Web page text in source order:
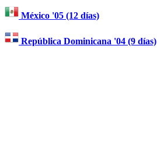
México '05 (12 días)
República Dominicana '04 (9 días)